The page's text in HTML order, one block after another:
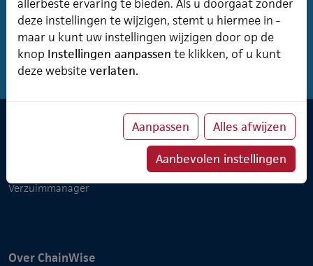
vermenigvuldigt met het uurtarief. Ook wordt NIET
naar de vastbedrag instelling...Lees meer
Software & Cursusplanner
Verzuimmanager
Over ChainWise
allerbeste ervaring te bieden. Als u doorgaat zonder
deze instellingen te wijzigen, stemt u hiermee in -
maar u kunt uw instellingen wijzigen door op de
knop Instellingen aanpassen te klikken, of u kunt
deze websiteverlaten.
Aanpassen Alles afwijzen
Aanbevolen instellingen